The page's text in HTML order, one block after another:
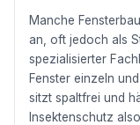
Manche
an, oft jedoch als
spezialisierter
Fenster einzeln
sitzt spaltfrei und
Insektenschutz